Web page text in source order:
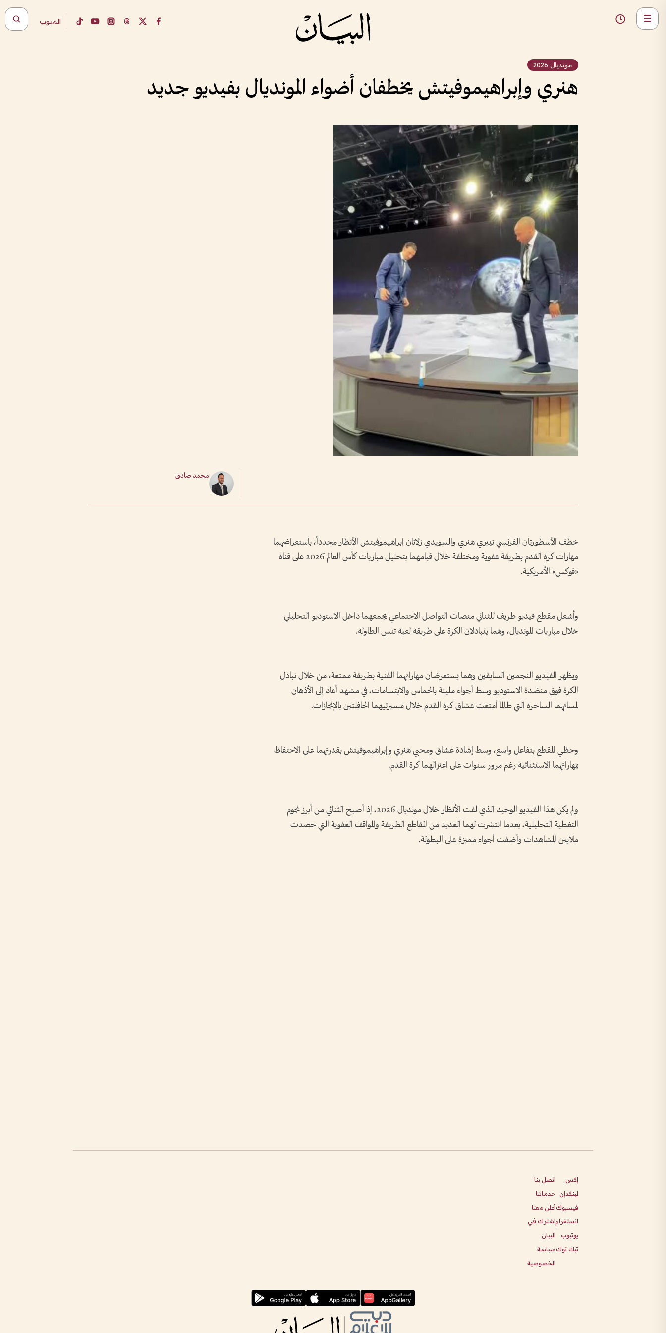
المبوب
مونديال 2026
هنري وإبراهيموفيتش يخطفان أضواء المونديال بفيديو جديد
محمد صادق
خطف الأسطورتان الفرنسي تييري هنري والسويدي زلاتان إبراهيموفيتش الأنظار مجدداً، باستعراضهما
مهارات كرة القدم بطريقة عفوية ومختلفة خلال قيامهما بتحليل مباريات كأس العالم 2026 على قناة
«فوكس» الأمريكية.
وأشعل مقطع فيديو طريف للثنائي منصات التواصل الاجتماعي يجمعهما داخل الاستوديو التحليلي
خلال مباريات المونديال، وهما يتبادلان الكرة على طريقة لعبة تنس الطاولة.
ويظهر الفيديو النجمين السابقين وهما يستعرضان مهاراتهما الفنية بطريقة ممتعة، من خلال تبادل
الكرة فوق منضدة الاستوديو وسط أجواء مليئة بالحماس والابتسامات، في مشهد أعاد إلى الأذهان
لمساتهما الساحرة التي طالما أمتعت عشاق كرة القدم خلال مسيرتيهما الحافلتين بالإنجازات.
وحظي المقطع بتفاعل واسع، وسط إشادة عشاق ومحبي هنري وإبراهيموفيتش بقدرتهما على الاحتفاظ
بمهاراتهما الاستثنائية رغم مرور سنوات على اعتزالهما كرة القدم.
ولم يكن هذا الفيديو الوحيد الذي لفت الأنظار خلال مونديال 2026، إذ أصبح الثنائي من أبرز نجوم
التغطية التحليلية، بعدما انتشرت لهما العديد من المقاطع الطريفة والمواقف العفوية التي حصدت
ملايين المشاهدات وأضفت أجواء مميزة على البطولة.
إكس
لينكدإن
فيسبوك
انستغرام
يوتيوب
تيك توك
اتصل بنا
خدماتنا
أعلن معنا
اشترك في
البيان
سياسة
الخصوصية